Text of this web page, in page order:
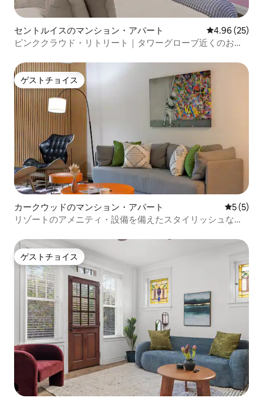
セントルイスのマンション・アパート レビュー25
4.96 (25)
ピンククラウド・リトリート｜タワーグローブ近くのおし
ゲストチョイス
ゲストチョイス
カークウッドのマンション・アパート レビュー
5 (5)
リゾートのアメニティ・設備を備えたスタイリッシュなカ
ゲストチョイス
ゲストチョイス